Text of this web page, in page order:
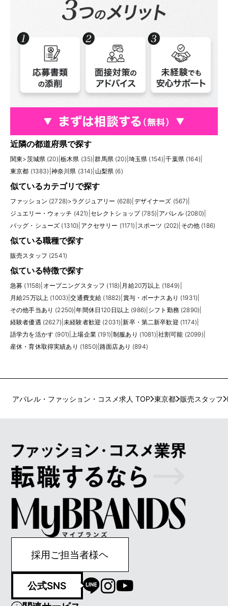
近隣の都道府県で探す
関東>茨城県 (20) 栃木県 (35) |群馬県 (20) 埼玉県 (154) |千葉県 (164)
東京都 (1383) 神奈川県 (314) 山梨県 (6)
似ているカテゴリで探す
ファッション (2728)>ラグジュアリー (628) デザイナーズ (567)
ジュエリー・ウォッチ (421) セレクトショップ (785) アパレル (2080)
バッグ・シューズ (1310) アクセサリー (1171) スポーツ (202) その他 (186)
似ている職種で探す
販売スタッフ (2541)
似ている特徴で探す
急募 (1158) オープニングスタッフ (118) 月給20万以上 (1849)
月給25万以上 (1003) |交通費支給 (1882) 賞与・ボーナスあり (1931)
その他手当あり (2250) |年間休日120日以上 (986) シフト勤務 (2890)
経験者優遇 (2627) |未経験者歓迎 (2031) |新卒・第二新卒歓迎 (1174)
語学力を活かす (901) |上場企業 (191) |制服あり (1081) 社割可能 (2099)
産休・育休取得実績あり (1850) |路面店あり (894)
アパレル・ファッション・コスメ求人 TOP 東京都 販売スタッフ
採用ご担当者様ヘ
公式SNS